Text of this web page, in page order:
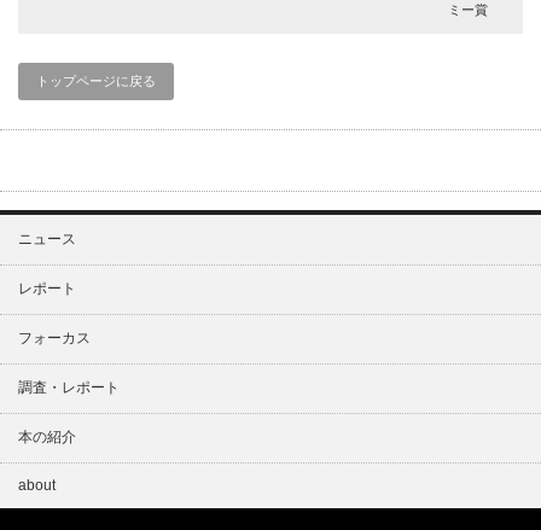
ミー賞
トップページに戻る
ニュース
レポート
フォーカス
調査・レポート
本の紹介
about